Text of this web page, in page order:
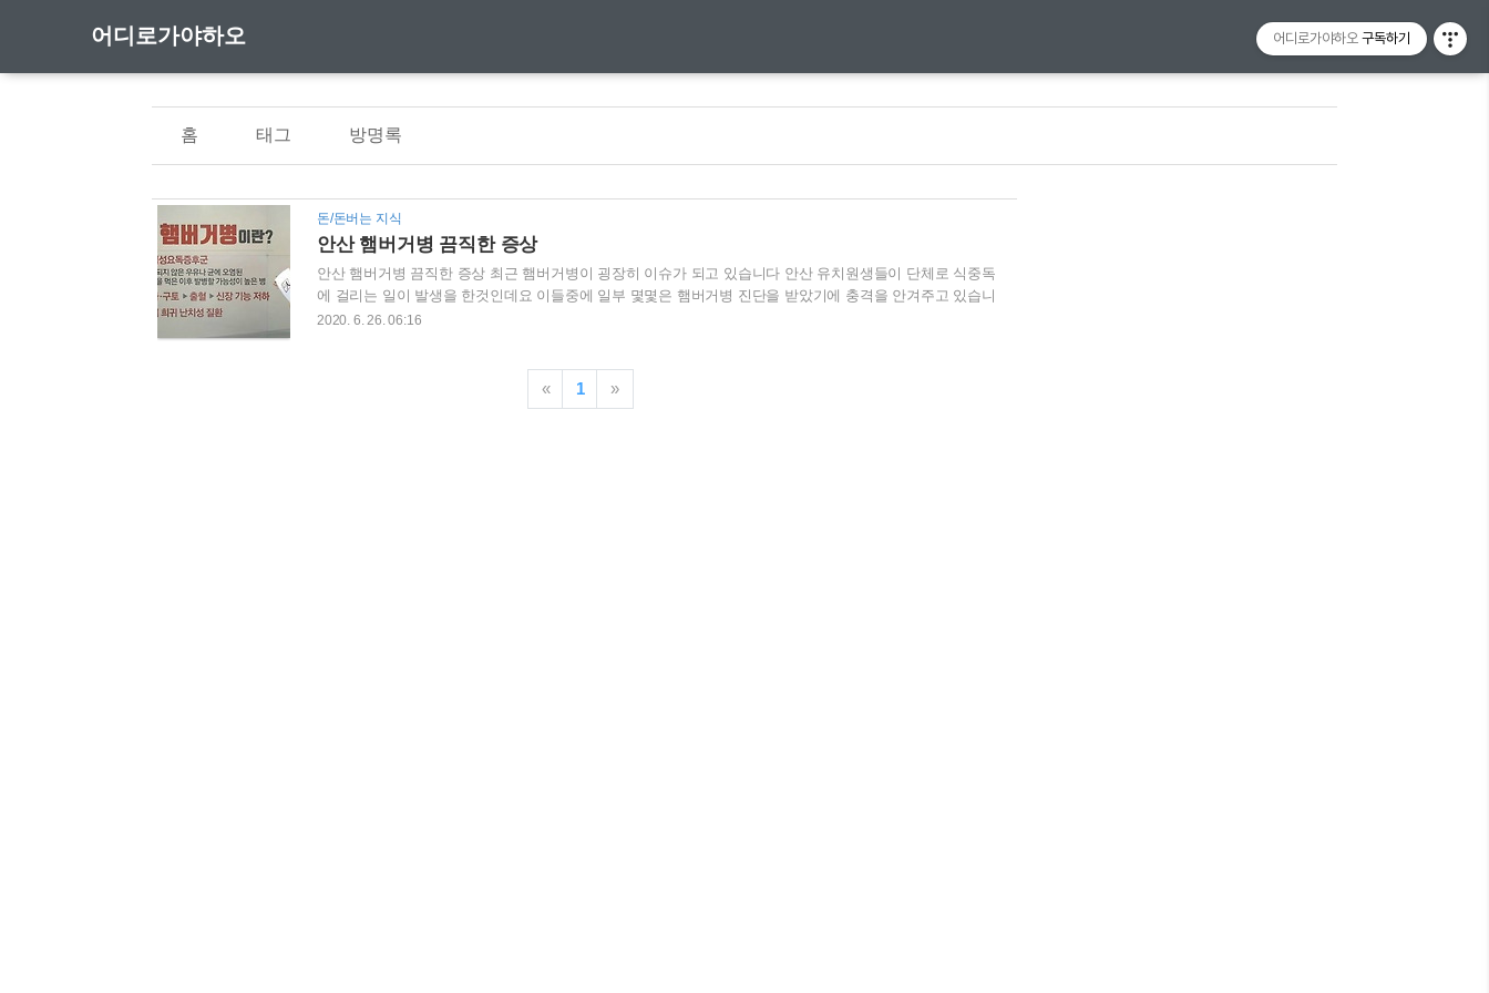
어디로가야하오
홈 태그 방명록
돈/돈버는 지식
안산 햄버거병 끔직한 증상
안산 햄버거병 끔직한 증상 최근 햄버거병이 굉장히 이슈가 되고 있습니다 안산 유치원생들이 단체로 식중독
에 걸리는 일이 발생을 한것인데요 이들중에 일부 몇몇은 햄버거병 진단을 받았기에 충격을 안겨주고 있습니
다 안산시 상록보건소에서는 상록구에 있는 한 유치원에서 구토와 그리고 설사 , 복통 식중독 의심증상을 보
사 , 혈변 그리고 식중독 같은 증상을 보이고 있는데요 대체 무슨일이 일어난것일까요 ? 문제는 햄버거병 이
었습니다 이 햄버거병은 별다른 신종 질환이 아닙니다 햄버거병 패티 표면은 익었어도 안에는 ..
2020. 6. 26. 06:16
« 1 »
어디로가야하오 구독하기